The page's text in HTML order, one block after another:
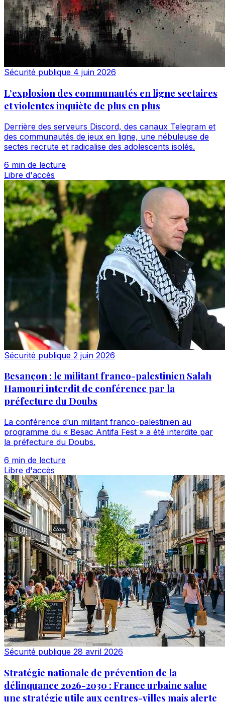
Sécurité publique 4 juin 2026
L’explosion des communautés en ligne sectaires
et violentes inquiète de plus en plus
Derrière des serveurs Discord, des canaux Telegram et
des communautés de jeux en ligne, une nébuleuse de
sectes recrute et radicalise des adolescents isolés.
6 min de lecture
Libre d'accès
Sécurité publique 2 juin 2026
Besançon : le militant franco-palestinien Salah
Hamouri interdit de conférence par la
préfecture du Doubs
La conférence d’un militant franco-palestinien au
programme du « Besac Antifa Fest » a été interdite par
la préfecture du Doubs.
6 min de lecture
Libre d'accès
Sécurité publique 28 avril 2026
Stratégie nationale de prévention de la
délinquance 2026-2030 : France urbaine salue
une stratégie utile aux centres-villes mais alerte